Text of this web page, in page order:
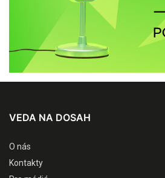
VEDA NA DOSAH
O nás
Kontakty